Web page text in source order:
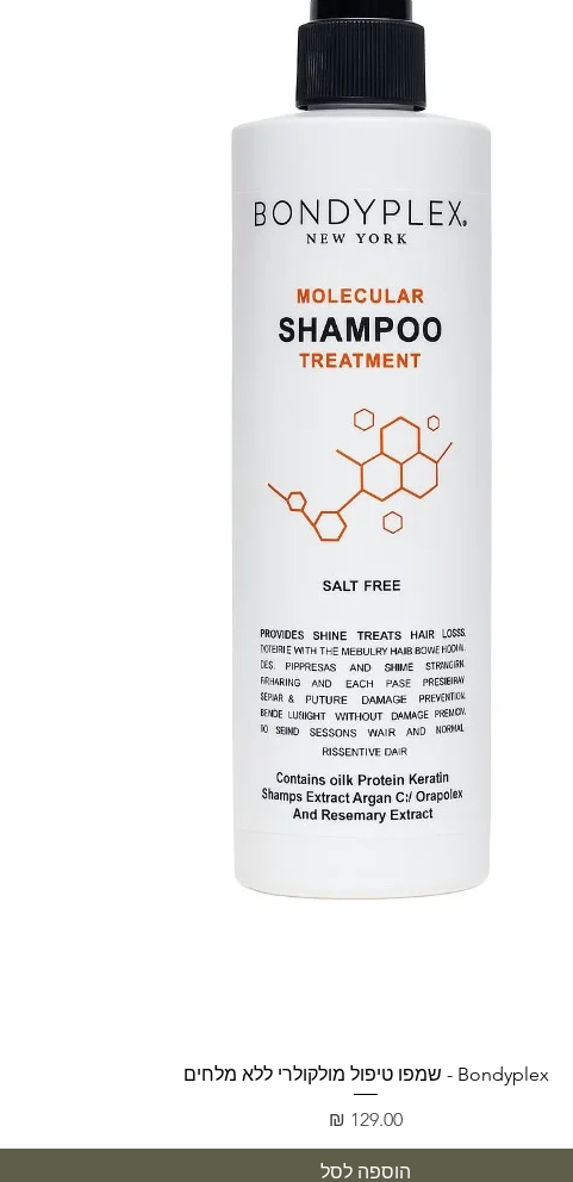
תצוגה מהירה
Bondyplex - שמפו טיפול מולקולרי ללא מלחים
מחיר
הוספה לסל